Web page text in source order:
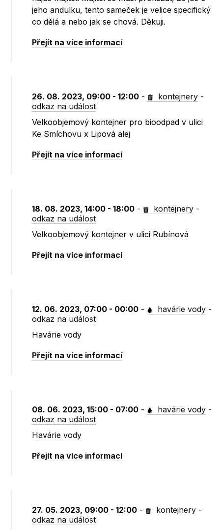
jeho andulku, tento sameček je velice specifický
co dělá a nebo jak se chová. Děkuji.
Přejít na více informací
26. 08. 2023, 09:00 - 12:00 - kontejnery -
odkaz na událost
Velkoobjemový kontejner pro bioodpad v ulici
Ke Smíchovu x Lipová alej
Přejít na více informací
18. 08. 2023, 14:00 - 18:00 - kontejnery -
odkaz na událost
Velkoobjemový kontejner v ulici Rubínová
Přejít na více informací
12. 06. 2023, 07:00 - 00:00 - havárie vody -
odkaz na událost
Havárie vody
Přejít na více informací
08. 06. 2023, 15:00 - 07:00 - havárie vody -
odkaz na událost
Havárie vody
Přejít na více informací
27. 05. 2023, 09:00 - 12:00 - kontejnery -
odkaz na událost